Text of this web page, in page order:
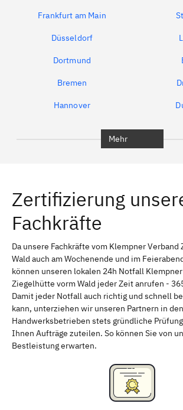
Frankfurt am Main
Düsseldorf
Dortmund
Bremen
Hannover
Erlangen
Bayreuth
Schweinfurt
Freising
Mehr
Zertifizierung
Fachkräfte
Da unsere Fachkräfte vom Klempner
Wald auch am Wochenende und im
können unseren lokalen 24h Notfall
Ziegelhütte vorm Wald jeder Zeit anrufen -
Damit jeder Notfall auch richtig und schnell
kann, unterziehen wir unseren Partnern in den
Handwerksbetrieben stets gründliche
Ihnen Aufträge zuteilen. So können Sie von
Bestleistung erwarten.